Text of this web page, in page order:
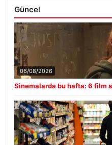
Güncel
06/08/2026
Sinemalarda bu hafta: 6 film